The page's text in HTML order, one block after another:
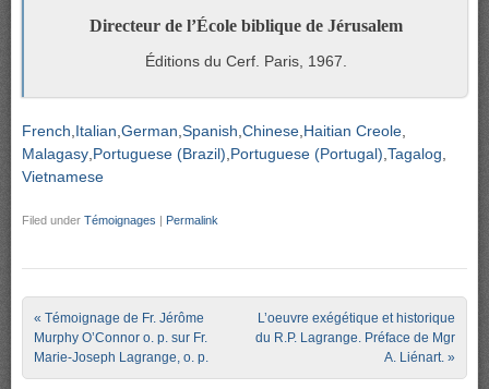
Directeur de l’École biblique de Jérusalem
Éditions du Cerf. Paris, 1967.
French Italian German Spanish Chinese Haitian Creole
Malagasy Portuguese (Brazil) Portuguese (Portugal) Tagalog
Vietnamese
Filed under Témoignages Permalink
Post navigation
« Témoignage de Fr. Jérôme
Murphy O’Connor o. p. sur Fr.
Marie-Joseph Lagrange, o. p.
L’oeuvre exégétique et historique
du R.P. Lagrange. Préface de Mgr
A. Liénart. »